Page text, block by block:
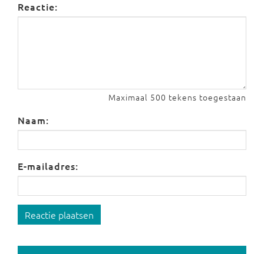
Reactie:
Maximaal 500 tekens toegestaan
Naam:
E-mailadres:
Reactie plaatsen